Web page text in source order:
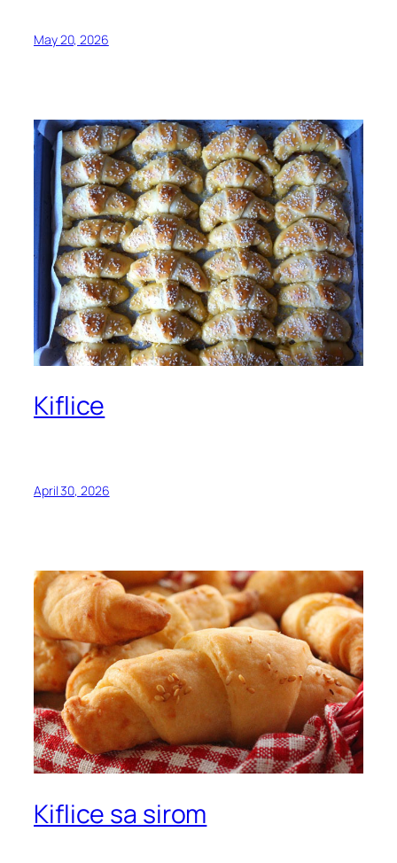
May 20, 2026
Kiflice
April 30, 2026
Kiflice sa sirom